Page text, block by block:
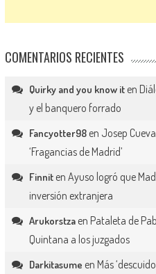
COMENTARIOS RECIENTES
Quirky and you know iten
y el banquero forrado
Fancyotter98en Josep
‘Fragancias de Madrid’
Finniten Ayuso logró que
inversión extranjera
Arukorstzaen Pataleta de
Quintana a los juzgados
Darkitasume en Más